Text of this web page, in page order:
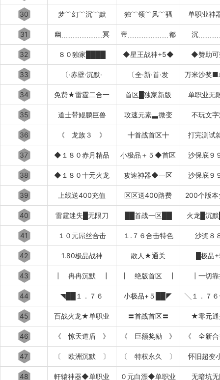
30 梦﹌幻﹌沉﹌默 独﹌领﹌风﹌骚 单职业神
31 幽﹍﹍﹍﹍﹍﹍冥 帝﹍﹍﹍﹍﹍﹍都 沉
32 ８０独家████ ◆星王战神+5◆ ◆赞助
33 〔·赤壁·沉默· 〔全·新·首·发 万米沙奖■
34 免费★雷霆二合一 首区█独家新版 单职业无
35 道士带鲲鹏巨兽 攻速元素▃微变 不玩文
36 《 龙族３ 》 ╋首战首区╋ 打完测试
37 ◆１８０赤月精品 小极品＋５◆首区 沙保底９
38 ◆１８０十元火龙 攻速神器◆一区 沙保底９
39 上线送400充值 区区送400路费 200个版本
40 雷霆迷失█无限刀 ██首战一区██ 火龙█沉
41 １０元屌丝合击 １.７６合击特色 沙奖８
42 1.80极品战神 散人★通关 █极品
43 ┃ 冉冉沉默 ┃ ┃ 绝版首区 ┃ ┃一切
44 ◥██１．７６ 小极品+５██◤ ╲１．７
45 百战火龙★单职业 〓首战首区〓 ★零元
46 《 惊天道盾 》 《 巨额奖励 》 《 全新
47 〔 欧洲沉默 〕 〔 特权永久 〕 怀旧超变
48 軒辕神器◆单职业 ０元白漂◆单职业 无暗坑